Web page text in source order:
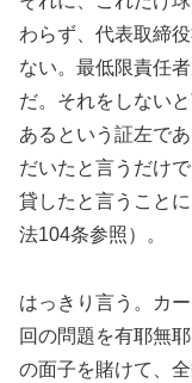
わらず、代表取締
ない。最低限責任
だ。それをしない
あるという証左で
だいたと言うだけ
貸したと言うこと
法104条参照）。
はっきり言う。カ
回の問題を有耶無
の面子を賭けて、